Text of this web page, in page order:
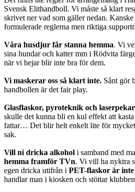
Svensk Elithandboll. Vi måste så klart
skrivet ner vad som gäller nedan.
formulerade reglerna men riktiga
Våra husdjur får stanna hemma. Vi
sina hundar och katter mm i Rödvita
när vi hejar blir inte bra för dem.
Vi maskerar oss så klart inte. Sånt gör
handbollen är det fair play.
Glasflaskor, pyroteknik och
skulle det kunna bli en kul effekt att
fattar… Det blir helt enkelt lite för
sak.
Vill ni dricka alkohol i samband med
hemma framför TVn. Vi vill ha nyktra
egen dricka utifrån i PET-flaskor är
handlar man i kiosken och stöttar